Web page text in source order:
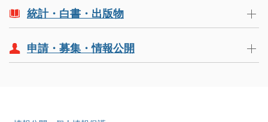
統計・白書・出版物
申請・募集・情報公開